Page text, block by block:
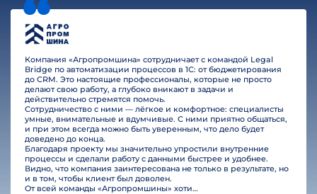
Компания «Агропромшина» сотрудничает с командой Legal
Bridge по автоматизации процессов в 1С: от бюджетирования
до CRM. Это настоящие профессионалы, которые не просто
делают свою работу, а глубоко вникают в задачи и
действительно стремятся помочь.
Сотрудничество с ними — лёгкое и комфортное: специалисты
умные, внимательные и вдумчивые. С ними приятно общаться,
и при этом всегда можно быть уверенным, что дело будет
доведено до конца.
Благодаря проекту мы значительно упростили внутренние
процессы и сделали работу с данными быстрее и удобнее.
Видно, что компания заинтересована не только в результате, но
и в том, чтобы клиент был доволен.
От всей команды «Агропромшины» хотим поблагодарить специалистов Legal Bridge за отличную работу и человеческое отношение.…